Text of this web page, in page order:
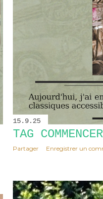
15.9.25
TAG
Partager Enregistrer un